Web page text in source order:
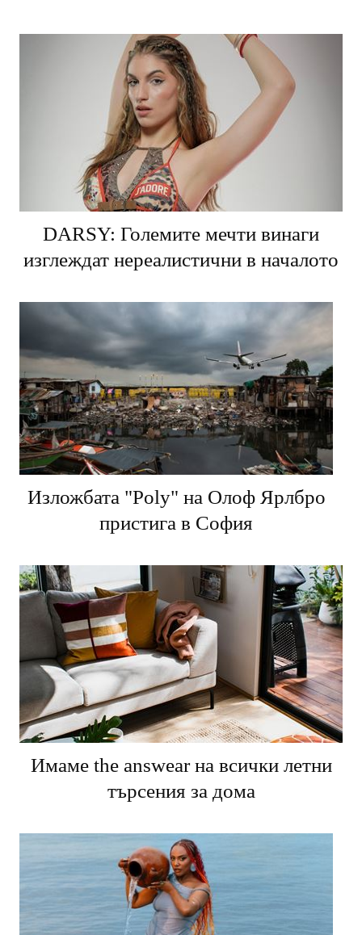
DARSY: Големите мечти винаги
изглеждат нереалистични в началото
Изложбата "Poly" на Олоф Ярлбро
пристига в София
Имаме the answear на всички летни
търсения за дома